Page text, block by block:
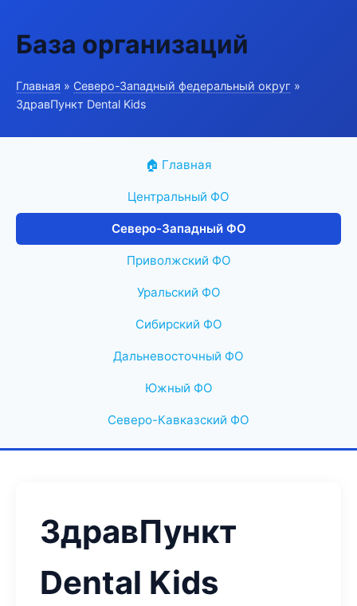
База организаций
Главная » Северо-Западный федеральный округ »
ЗдравПункт Dental Kids
🏠 Главная
Центральный ФО
Северо-Западный ФО
Приволжский ФО
Уральский ФО
Сибирский ФО
Дальневосточный ФО
Южный ФО
Северо-Кавказский ФО
ЗдравПункт
Dental Kids